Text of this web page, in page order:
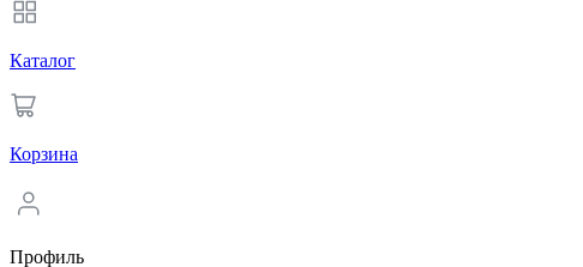
Каталог
Корзина
Профиль